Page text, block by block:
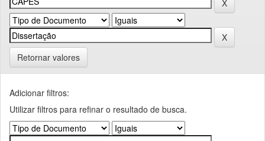
Retornar valores
Adicionar filtros:
Utilizar filtros para refinar o resultado de busca.